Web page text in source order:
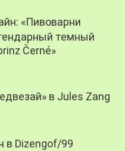
«Пивоварни
темный
Černé»
в Jules Zang
в Dizengof/99